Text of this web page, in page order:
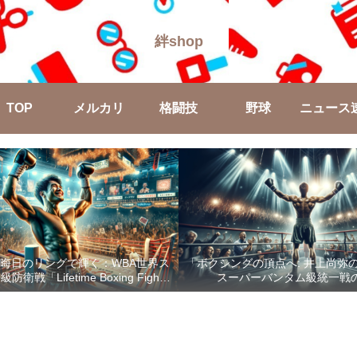
絆shop
TOP メルカリ 格闘技 野球 ニュース
日のリングで輝く：WBA世界ス
防衛戦「Lifetime Boxing Fights
18」
「ボクシングの頂点へ: 井上尚弥
スーパーバンタム級統一戦